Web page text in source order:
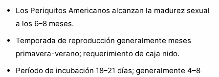
Los Periquitos Americanos alcanzan la madurez sexual
a los 6–8 meses.
Temporada de reproducción generalmente meses
primavera-verano; requerimiento de caja nido.
Período de incubación 18–21 días; generalmente 4–8